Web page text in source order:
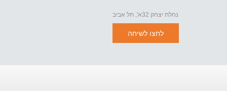
נחלת יצחק 32א', תל אביב
לחצו לשיחה